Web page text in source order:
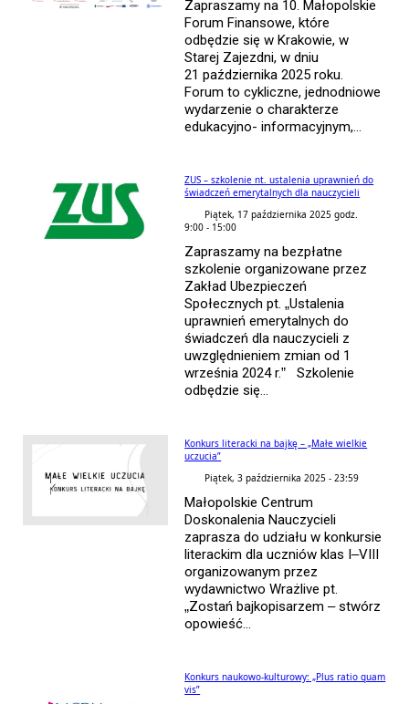
Zapraszamy na 10. Małopolskie
Forum Finansowe, które
odbędzie się w Krakowie, w
Starej Zajezdni, w dniu
21 października 2025 roku.
Forum to cykliczne, jednodniowe
wydarzenie o charakterze
edukacyjno- informacyjnym,...
ZUS – szkolenie nt. ustalenia uprawnień do
świadczeń emerytalnych dla nauczycieli
Piątek, 17 października 2025 godz.
9:00 - 15:00
Zapraszamy na bezpłatne
szkolenie organizowane przez
Zakład Ubezpieczeń
Społecznych pt. „Ustalenia
uprawnień emerytalnych do
świadczeń dla nauczycieli z
uwzględnieniem zmian od 1
września 2024 r.” Szkolenie
odbędzie się...
Konkurs literacki na bajkę – „Małe wielkie
uczucia”
Piątek, 3 października 2025 - 23:59
Małopolskie Centrum
Doskonalenia Nauczycieli
zaprasza do udziału w konkursie
literackim dla uczniów klas I–VIII
organizowanym przez
wydawnictwo Wrażlive pt.
„Zostań bajkopisarzem – stwórz
opowieść...
Konkurs naukowo-kulturowy: „Plus ratio quam
vis”